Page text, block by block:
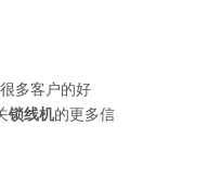
多客户的好
锁线机的更多信